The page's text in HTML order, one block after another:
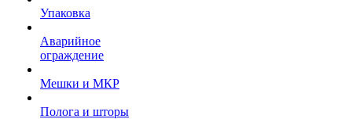
Упаковка
Аварийное
ограждение
Мешки и МКР
Полога и шторы